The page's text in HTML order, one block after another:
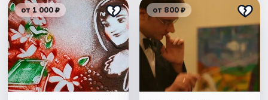
от 1 000 ₽ от 800 ₽